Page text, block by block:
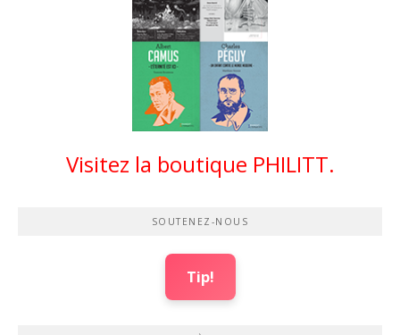
Visitez la boutique PHILITT.
SOUTENEZ-NOUS
Tip!